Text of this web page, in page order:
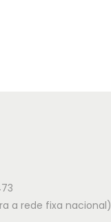
a rede fixa nacional)